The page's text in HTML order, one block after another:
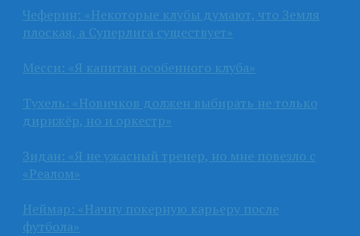
Чеферин: «Некоторые клубы думают, что Земля
плоская, а Суперлига существует»
Месси: «Я капитан особенного клуба»
Тухель: «Новичков должен выбирать не только
дирижёр, но и оркестр»
Зидан: «Я не ужасный тренер, но мне повезло с
«Реалом»
Неймар: «Начну покерную карьеру после
футбола»